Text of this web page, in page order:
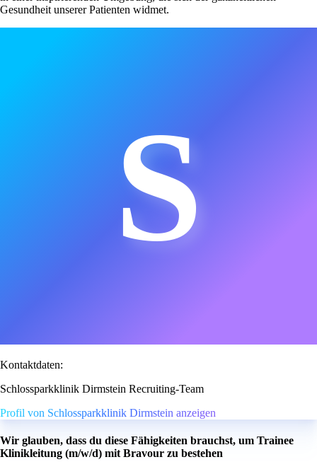
Gesundheit unserer Patienten widmet.
S
Kontaktdaten:
Schlossparkklinik Dirmstein Recruiting-Team
Profil von Schlossparkklinik Dirmstein anzeigen
Wir glauben, dass du diese Fähigkeiten brauchst, um Trainee
Klinikleitung (m/w/d) mit Bravour zu bestehen